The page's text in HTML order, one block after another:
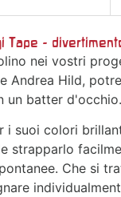
Tape -
nei vostri
Andrea Hild,
un batter d'occhio.
i suoi colori
strapparlo
Che si